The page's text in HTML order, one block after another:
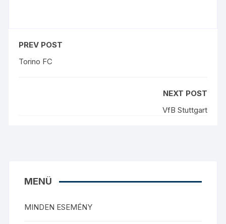
PREV POST
Torino FC
NEXT POST
VfB Stuttgart
MENÜ
MINDEN ESEMÉNY